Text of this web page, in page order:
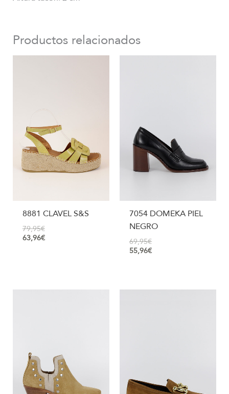
Productos relacionados
8881 CLAVEL S&S
79,95€
63,96€
7054 DOMEKA PIEL
NEGRO
69,95€
55,96€